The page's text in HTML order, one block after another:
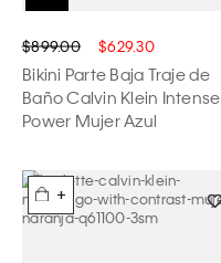
$899.00 $629.30
Bikini Parte Baja Traje de
Baño Calvin Klein Intense
Power Mujer Azul
+